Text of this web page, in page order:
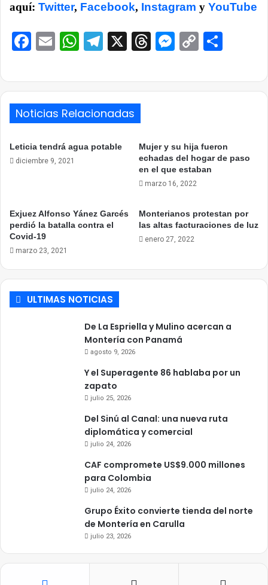
aquí: Twitter, Facebook, Instagram y YouTube
Facebook
EmailWhatsApp
Telegram
X ThreadsCopy
Noticias Relacionadas
Leticia tendrá agua potable
diciembre 9, 2021
Mujer y su hija fueron
echadas del hogar de paso
en el que estaban
marzo 16, 2022
Exjuez Alfonso Yánez Garcés
perdió la batalla contra el
Covid-19
marzo 23, 2021
Monterianos protestan por
las altas facturaciones de luz
enero 27, 2022
ULTIMAS NOTICIAS
De La Espriella y Mulino acercan a
Montería con Panamá
agosto 9, 2026
Y el Superagente 86 hablaba por un
zapato
julio 25, 2026
Del Sinú al Canal: una nueva ruta
diplomática y comercial
julio 24, 2026
CAF compromete US$9.000 millones
para Colombia
julio 24, 2026
Grupo Éxito convierte tienda del norte
de Montería en Carulla
julio 23, 2026